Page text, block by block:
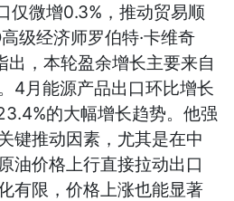
仅微增0.3%，推动贸易顺
级经济师罗伯特·卡维奇
出，本轮盈余增长主要来自
4月能源产品出口环比增长
的大幅增长趋势。他强
键推动因素，尤其是在中
油价格上行直接拉动出口
有限，价格上涨也能显著